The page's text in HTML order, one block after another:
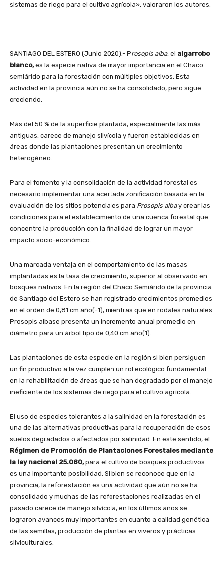
sistemas de riego para el cultivo agrícola», valoraron los autores.
SANTIAGO DEL ESTERO (Junio 2020).- Prosopis alba, el algarrobo
blanco,es la especie nativa de mayor importancia en el Chaco
semiárido para la forestación con múltiples objetivos. Esta
actividad en la provincia aún no se ha consolidado, pero sigue
creciendo.
Más del 50 % de la superficie plantada, especialmente las más
antiguas, carece de manejo silvícola y fueron establecidas en
áreas donde las plantaciones presentan un crecimiento
heterogéneo.
Para el fomento y la consolidación de la actividad forestal es
necesario implementar una acertada zonificación basada en la
evaluación de los sitios potenciales para Prosopis albay crear las
condiciones para el establecimiento de una cuenca forestal que
concentre la producción con la finalidad de lograr un mayor
impacto socio-económico.
Una marcada ventaja en el comportamiento de las masas
implantadas es la tasa de crecimiento, superior al observado en
bosques nativos. En la región del Chaco Semiárido de la provincia
de Santiago del Estero se han registrado crecimientos promedios
en el orden de 0,81 cm.año(-1), mientras que en rodales naturales
Prosopis albase presenta un incremento anual promedio en
diámetro para un árbol tipo de 0,40 cm.año(1).
Las plantaciones de esta especie en la región si bien persiguen
un fin productivo a la vez cumplen un rol ecológico fundamental
en la rehabilitación de áreas que se han degradado por el manejo
ineficiente de los sistemas de riego para el cultivo agrícola.
El uso de especies tolerantes a la salinidad en la forestación es
una de las alternativas productivas para la recuperación de esos
suelos degradados o afectados por salinidad. En este sentido, el
Régimen de Promoción de Plantaciones Forestales mediante
la ley nacional 25.080,para el cultivo de bosques productivos
es una importante posibilidad. Si bien se reconoce que en la
provincia, la reforestación es una actividad que aún no se ha
consolidado y muchas de las reforestaciones realizadas en el
pasado carece de manejo silvícola, en los últimos años se
lograron avances muy importantes en cuanto a calidad genética
de las semillas, producción de plantas en viveros y prácticas
silviculturales.